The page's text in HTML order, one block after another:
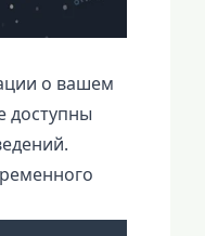
о вашем
доступны